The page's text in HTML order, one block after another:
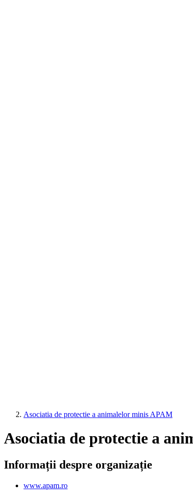
Asociatia de protectie a animalelor minis APAM
Asociatia de protectie a
Informații despre organizație
www.apam.ro